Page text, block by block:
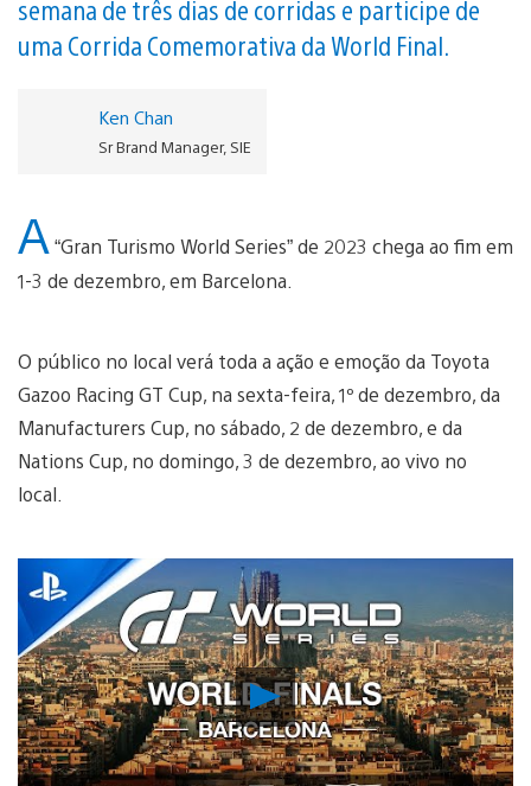
semana de três dias de corridas e participe de
uma Corrida Comemorativa da World Final.
Ken Chan
Sr Brand Manager, SIE
A “Gran Turismo World Series” de 2023 chega ao fim em
1-3 de dezembro, em Barcelona.
O público no local verá toda a ação e emoção da Toyota
Gazoo Racing GT Cup, na sexta-feira, 1º de dezembro, da
Manufacturers Cup, no sábado, 2 de dezembro, e da
Nations Cup, no domingo, 3 de dezembro, ao vivo no
local.
Reproduzir
Vídeo